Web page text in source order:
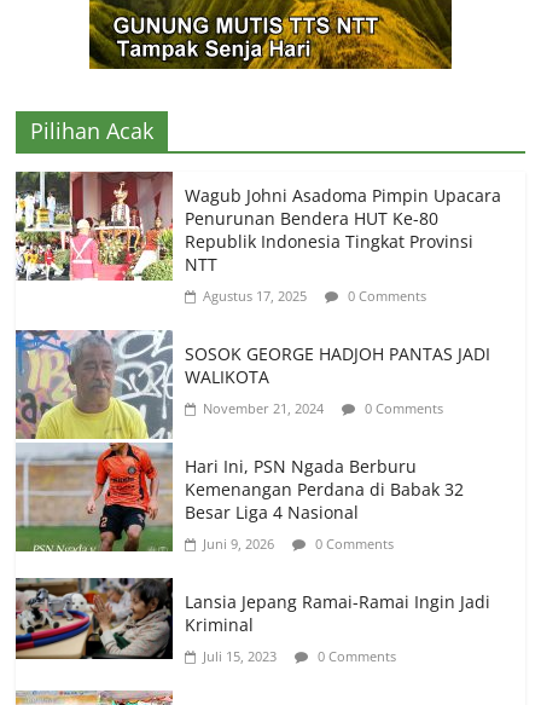
Pilihan Acak
Wagub Johni Asadoma Pimpin Upacara
Penurunan Bendera HUT Ke-80
Republik Indonesia Tingkat Provinsi
NTT
Agustus 17, 2025 0 Comments
SOSOK GEORGE HADJOH PANTAS JADI
WALIKOTA
November 21, 2024 0 Comments
Hari Ini, PSN Ngada Berburu
Kemenangan Perdana di Babak 32
Besar Liga 4 Nasional
Juni 9, 2026 0 Comments
Lansia Jepang Ramai-Ramai Ingin Jadi
Kriminal
Juli 15, 2023 0 Comments